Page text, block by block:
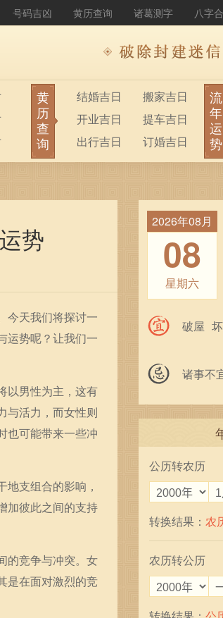
号码吉凶 黄历查询 诸葛测字 八字
黄
历
查
询
结婚吉日
搬家吉日
开业吉日
提车吉日
出行吉日
订婚吉日
流
年
运
势
势
今天我们将探讨一
运势呢？让我们一
以男性为主，这有
与活力，而女性则
也可能带来一些冲
支组合的影响，
加彼此之间的支持
的竞争与冲突。女
是在面对激烈的竞
2026年08月
08
星期六
破屋
诸事不
公历转农历
转换结果： 农
农历转公历